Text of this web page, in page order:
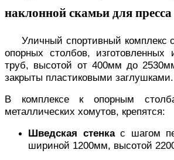
наклонной скамьи для пресса
Уличный спортивный комплекс
опорных столбов, изготовленных
труб, высотой от 400мм до
закрыты пластиковыми заглушками.
В комплексе к опорным
металлических хомутов, крепятся:
Шведская стенкас шагом
шириной 1200мм, высотой